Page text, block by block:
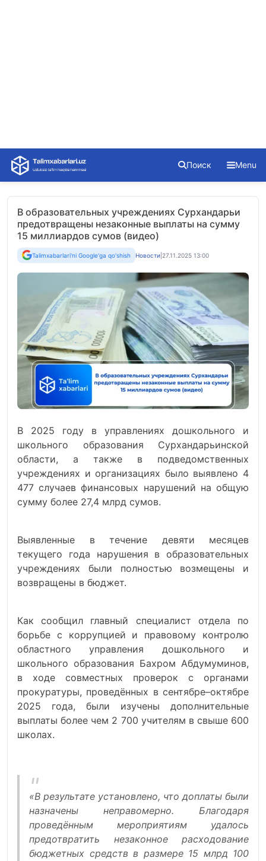
Skip
content
Поиск Menu
В образовательных учреждениях Сурхандарьи
предотвращены незаконные выплаты на сумму
15 миллиардов сумов (видео)
Talimxabarlari'ni Google'ga qo'shish Новости 27.11.2025 13:00
В 2025 году в управлениях дошкольного и
школьного образования Сурхандарьинской
области, а также в подведомственных
учреждениях и организациях было выявлено 4
477 случаев финансовых нарушений на общую
сумму более 27,4 млрд сумов.
Выявленные в течение девяти месяцев
текущего года нарушения в образовательных
учреждениях были полностью возмещены и
возвращены в бюджет.
Как сообщил главный специалист отдела по
борьбе с коррупцией и правовому контролю
областного управления дошкольного и
школьного образования Бахром Абдумуминов,
в ходе совместных проверок с органами
прокуратуры, проведённых в сентябре–октябре
2025 года, были изучены дополнительные
выплаты более чем 2 700 учителям в свыше 600
школах.
«В результате установлено, что доплаты были
назначены неправомерно. Благодаря
проведённым мероприятиям удалось
предотвратить незаконное расходование
бюджетных средств в размере 15 млрд 100